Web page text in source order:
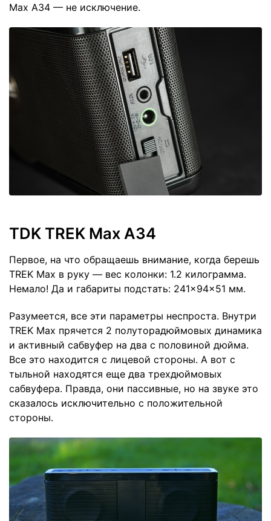
Max A34 — не исключение.
TDK TREK Max A34
Первое, на что обращаешь внимание, когда берешь
TREK Max в руку — вес колонки: 1.2 килограмма.
Немало! Да и габариты подстать: 241×94×51 мм.
Разумеется, все эти параметры неспроста. Внутри
TREK Max прячется 2 полуторадюймовых динамика
и активный сабвуфер на два с половиной дюйма.
Все это находится с лицевой стороны. А вот с
тыльной находятся еще два трехдюймовых
сабвуфера. Правда, они пассивные, но на звуке это
сказалось исключительно с положительной
стороны.